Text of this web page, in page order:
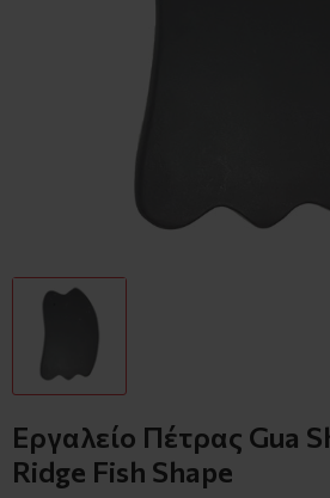
Εργαλείο Πέτρας Gua
Ridge Fish Shape